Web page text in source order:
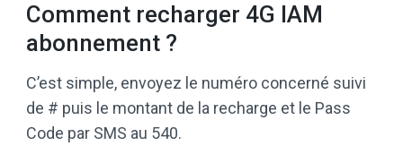
Comment recharger 4G IAM
abonnement ?
C’est simple, envoyez le numéro concerné suivi
de # puis le montant de la recharge et le Pass
Code par SMS au 540.